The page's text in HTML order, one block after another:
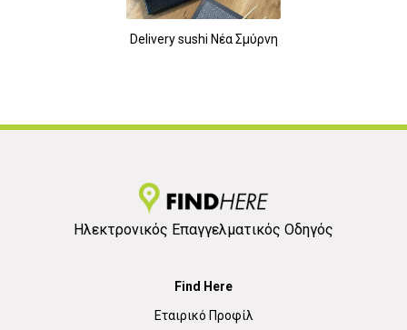
Delivery sushi Νέα Σμύρνη
Ηλεκτρονικός Επαγγελματικός Οδηγός
Find Here
Εταιρικό Προφίλ